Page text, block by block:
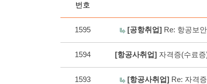
번호
1595 [공항취업] Re: 항공보
1594 [항공사취업] 자격증(수료
1593 [항공사취업] Re: 자격